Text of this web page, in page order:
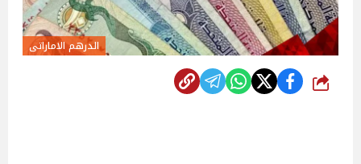
الدرهم الاماراتى
شارك